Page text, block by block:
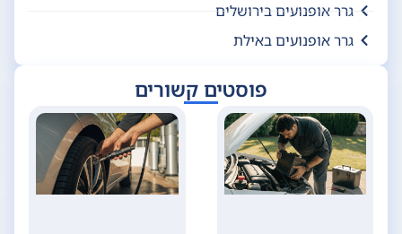
גרר אופנועים בירושלים
גרר אופנועים באילת
פוסטים קשורים